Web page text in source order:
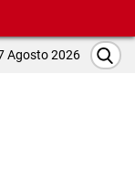
Agosto 2026